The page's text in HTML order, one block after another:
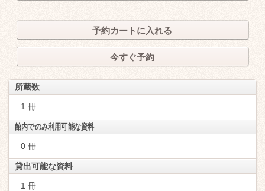
予約カートに入れる
今すぐ予約
所蔵数
1 冊
館内でのみ利用可能な資料
0 冊
貸出可能な資料
1 冊